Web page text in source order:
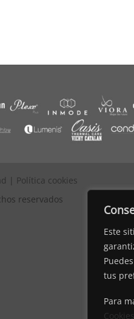
Este
tus
Para
Cookies
| Política cookies
reservados